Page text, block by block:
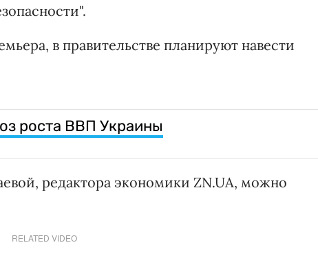
в правительстве планируют навести
роста ВВП Украины
редактора экономики ZN.UA, можно
RELATED VIDEO